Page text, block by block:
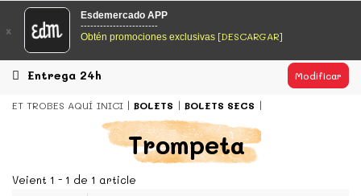
EsDeMercado.com
EsDeMercado.com te lleva a casa los mejores productos de
los mejores mercados de Barcelona y de productores
locales.
EsDeMercado.com
EsDeMercado.com te lleva a casa los mejores productos de
los mejores mercados de Barcelona y de productores
x
Esdemercado APP
------------------------
Obtén promociones exclusivas [DESCARGAR]
Entrega 24h Modificar
ET TROBES AQUÍ INICI BOLETS BOLETS SECS
Trompeta
Veient 1 - 1 de 1 article